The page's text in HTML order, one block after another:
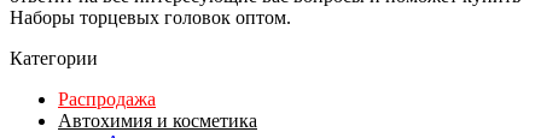
Наборы торцевых головок оптом.
Категории
Распродажа
Автохимия и косметика